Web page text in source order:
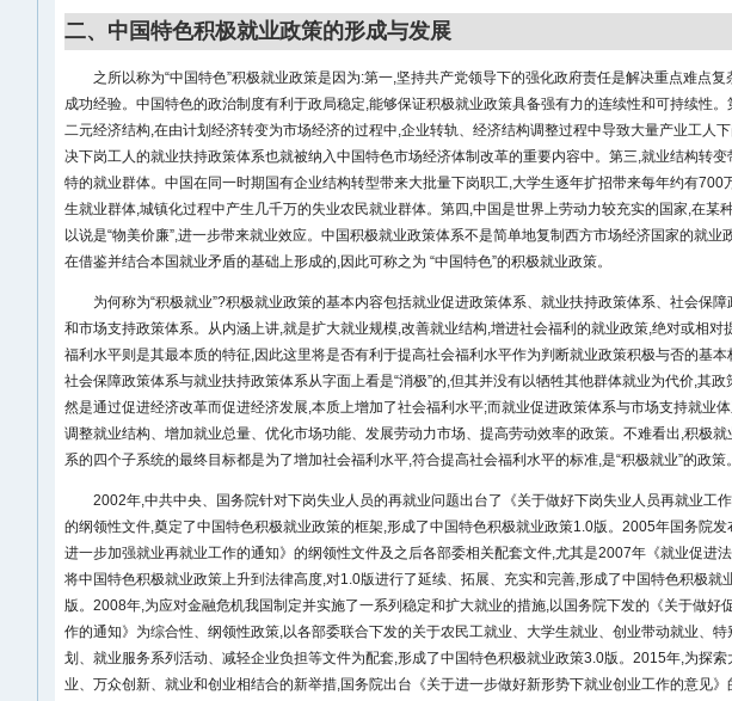
二、中国特色积极就业政策的形成与发展
之所以称为“中国特色”积极就业政策是因为:第一,坚持共产党领导下的强化政府责任是解决重点难点复
成功经验。中国特色的政治制度有利于政局稳定,能够保证积极就业政策具备强有力的连续性和可持续性。
二元经济结构,在由计划经济转变为市场经济的过程中,企业转轨、经济结构调整过程中导致大量产业工人
决下岗工人的就业扶持政策体系也就被纳入中国特色市场经济体制改革的重要内容中。第三,就业结构转变
特的就业群体。中国在同一时期国有企业结构转型带来大批量下岗职工,大学生逐年扩招带来每年约有700
生就业群体,城镇化过程中产生几千万的失业农民就业群体。第四,中国是世界上劳动力较充实的国家,在某
以说是“物美价廉”,进一步带来就业效应。中国积极就业政策体系不是简单地复制西方市场经济国家的就业
在借鉴并结合本国就业矛盾的基础上形成的,因此可称之为 “中国特色”的积极就业政策。
为何称为“积极就业”?积极就业政策的基本内容包括就业促进政策体系、就业扶持政策体系、社会保障
和市场支持政策体系。从内涵上讲,就是扩大就业规模,改善就业结构,增进社会福利的就业政策,绝对或相对
福利水平则是其最本质的特征,因此这里将是否有利于提高社会福利水平作为判断就业政策积极与否的基本
社会保障政策体系与就业扶持政策体系从字面上看是“消极”的,但其并没有以牺牲其他群体就业为代价,其政
然是通过促进经济改革而促进经济发展,本质上增加了社会福利水平;而就业促进政策体系与市场支持就业
调整就业结构、增加就业总量、优化市场功能、发展劳动力市场、提高劳动效率的政策。不难看出,积极就
系的四个子系统的最终目标都是为了增加社会福利水平,符合提高社会福利水平的标准,是“积极就业”的政策。
2002年,中共中央、国务院针对下岗失业人员的再就业问题出台了《关于做好下岗失业人员再就业工作
的纲领性文件,奠定了中国特色积极就业政策的框架,形成了中国特色积极就业政策1.0版。2005年国务院发
进一步加强就业再就业工作的通知》的纲领性文件及之后各部委相关配套文件,尤其是2007年《就业促进
将中国特色积极就业政策上升到法律高度,对1.0版进行了延续、拓展、充实和完善,形成了中国特色积极就
版。2008年,为应对金融危机我国制定并实施了一系列稳定和扩大就业的措施,以国务院下发的《关于做好
作的通知》为综合性、纲领性政策,以各部委联合下发的关于农民工就业、大学生就业、创业带动就业、特
划、就业服务系列活动、减轻企业负担等文件为配套,形成了中国特色积极就业政策3.0版。2015年,为探索
业、万众创新、就业和创业相结合的新举措,国务院出台《关于进一步做好新形势下就业创业工作的意见》